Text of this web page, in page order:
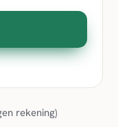
rekening)